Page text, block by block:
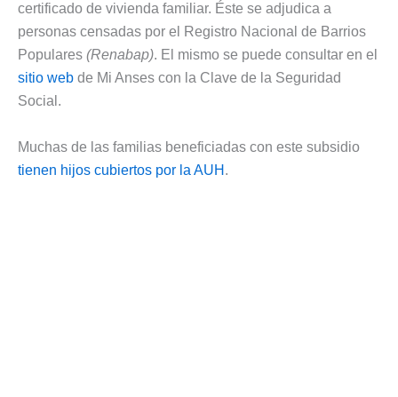
certificado de vivienda familiar. Éste se adjudica a
personas censadas por el Registro Nacional de Barrios
Populares (Renabap). El mismo se puede consultar en el
sitio web de Mi Anses con la Clave de la Seguridad
Social.
Muchas de las familias beneficiadas con este subsidio
tienen hijos cubiertos por la AUH .